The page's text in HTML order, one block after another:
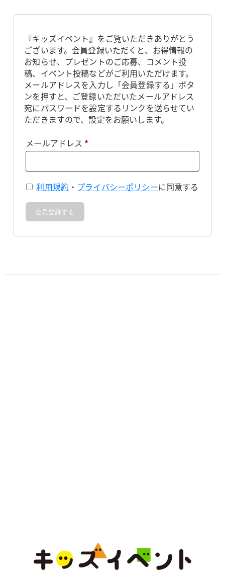
『キッズイベント』をご覧いただきありがとう
ございます。会員登録いただくと、お得情報の
お知らせ、プレゼントのご応募、コメント投
稿、イベント投稿などがご利用いただけます。
メールアドレスを入力し「会員登録する」ボタ
ンを押すと、ご登録いただいたメールアドレス
宛にパスワードを設定するリンクを送らせてい
ただきますので、設定をお願いします。
メールアドレス *必
利用規約 ・ プライバシーポリシーに同意する
会員登録する